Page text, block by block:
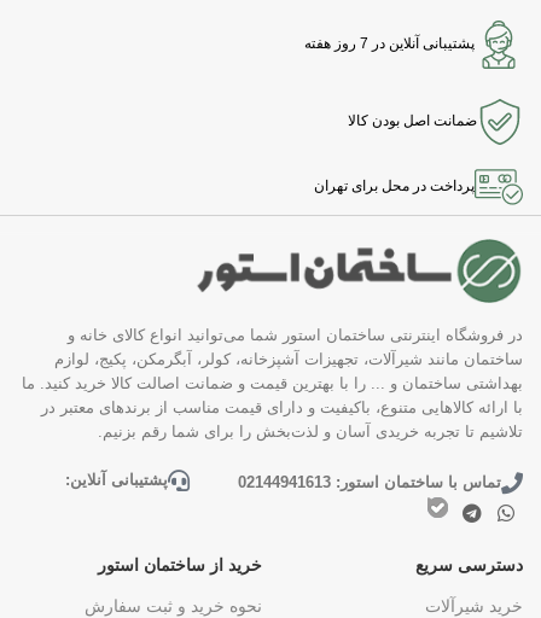
پشتیبانی آنلاین در 7 روز هفته
ضمانت اصل بودن کالا
پرداخت در محل برای تهران
در فروشگاه اینترنتی ساختمان استور شما می‌توانید انواع کالای خانه و
ساختمان مانند شیرآلات، تجهیزات آشپزخانه، کولر، آبگرمکن، پکیج، لوازم
بهداشتی ساختمان و ... را با بهترین قیمت و ضمانت اصالت کالا خرید کنید. ما
با ارائه کالاهایی متنوع، باکیفیت و دارای قیمت مناسب از برندهای معتبر در
تلاشیم تا تجربه خریدی آسان و لذت‌بخش را برای شما رقم بزنیم.
تماس با ساختمان استور: 02144941613 پشتیبانی آنلاین:
دسترسی سریع
خرید شیرآلات
خرید از ساختمان استور
نحوه خرید و ثبت سفارش